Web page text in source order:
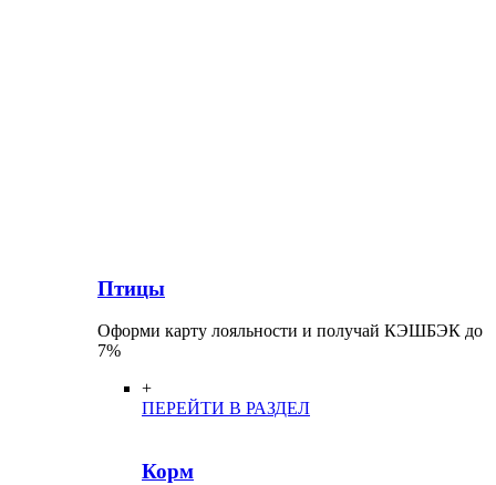
Птицы
Оформи карту лояльности и получай КЭШБЭК до
7%
+
ПЕРЕЙТИ В РАЗДЕЛ
Корм